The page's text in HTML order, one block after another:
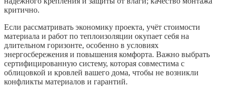
критично.
Если рассматривать экономику проекта, учёт стоимости
материала и работ по теплоизоляции окупает себя на
длительном горизонте, особенно в условиях
энергосбережения и повышения комфорта. Важно выбрать
сертифицированную систему, которая совместима с
облицовкой и кровлей вашего дома, чтобы не возникли
конфликты материалов и гарантий.